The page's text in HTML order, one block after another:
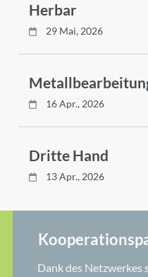
Herbar
29 Mai, 2026
16 Apr., 2026
Dritte Hand
13 Apr., 2026
Dank des Netzwerkes